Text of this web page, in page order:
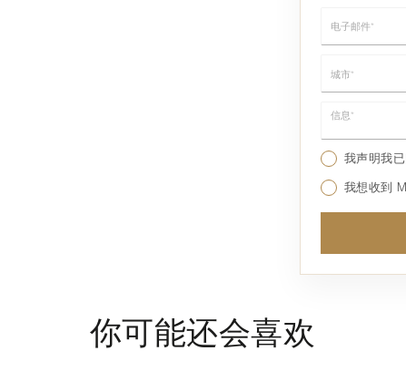
信息*
我声明我
我想收到
你可能还会喜欢